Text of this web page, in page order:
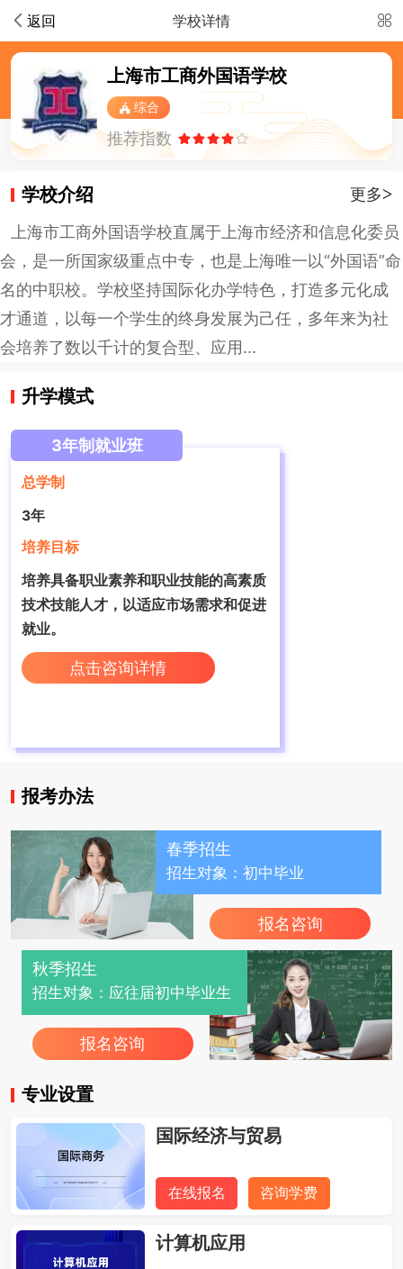
返回 学校详情
上海市工商外国语学校
综合
推荐指数
学校介绍 更多>
上海市工商外国语学校直属于上海市经济和信息化委员
会，是一所国家级重点中专，也是上海唯一以“外国语”命
名的中职校。学校坚持国际化办学特色，打造多元化成
才通道，以每一个学生的终身发展为己任，多年来为社
会培养了数以千计的复合型、应用...
升学模式
3年制就业班
总学制
3年
培养目标
培养具备职业素养和职业技能的高素质
技术技能人才，‌以适应市场需求和促进
就业。
点击咨询详情
报考办法
春季招生
招生对象：初中毕业
报名咨询
秋季招生
招生对象：应往届初中毕业生
报名咨询
专业设置
国际经济与贸易
在线报名 咨询学费
计算机应用